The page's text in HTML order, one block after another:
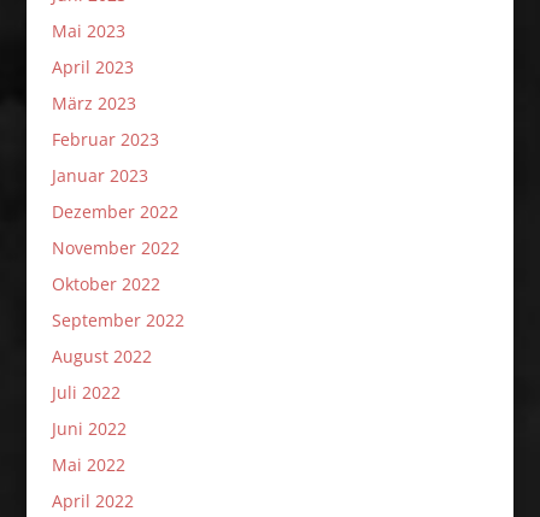
Mai 2023
April 2023
März 2023
Februar 2023
Januar 2023
Dezember 2022
November 2022
Oktober 2022
September 2022
August 2022
Juli 2022
Juni 2022
Mai 2022
April 2022